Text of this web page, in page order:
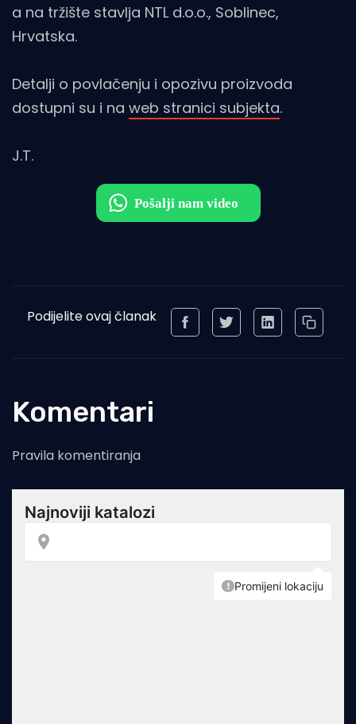
a na tržište stavlja NTL d.o.o., Soblinec,
Hrvatska.
Detalji o povlačenju i opozivu proizvoda
dostupni su i na web stranici subjekta.
J.T.
Podijelite ovaj članak
Komentari
Pravila komentiranja